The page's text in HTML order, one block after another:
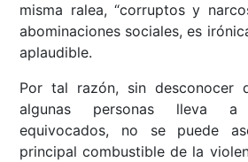
misma ralea, “corruptos y
abominaciones sociales, es
aplaudible.
Por tal razón, sin desconocer
algunas personas lleva a
equivocados, no se puede
principal combustible de la